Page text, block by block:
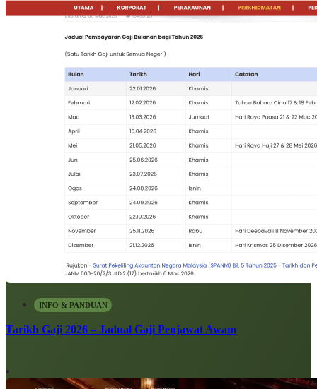
INFO & PANDUAN
Tarikh Gaji 2026 – Jadual Gaji Penjawat Awam